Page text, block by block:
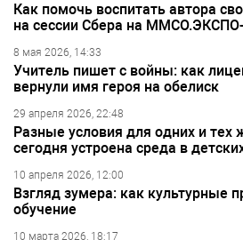
Как помочь воспитать автора
на сессии Сбера на
8 мая 2026, 14:33
Учитель пишет с войны: как
вернули имя героя на обелиск
29 апреля 2026, 22:48
Разные условия для одних и тех
сегодня устроена среда в
10 апреля 2026, 12:00
Взгляд зумера: как культурные
обучение
10 марта 2026, 18:17